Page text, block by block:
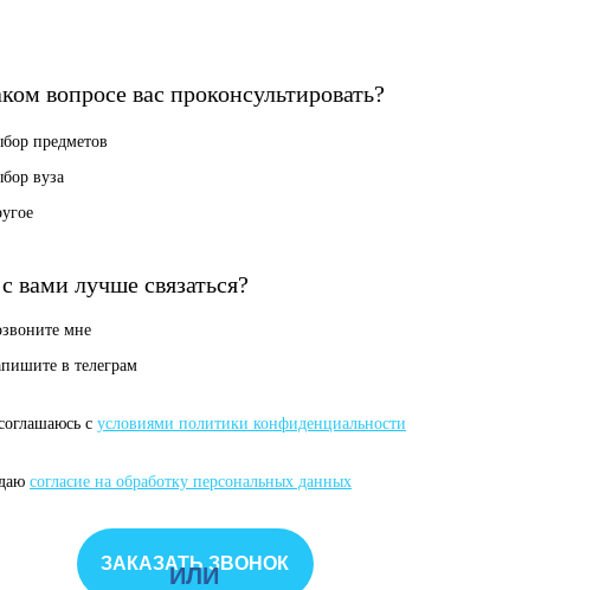
вопросе вас проконсультировать?
предметов
вуза
вами лучше связаться?
мне
в телеграм
с условиями политики конфиденциальности
согласие на обработку персональных данных
ЗАКАЗАТЬ ЗВОНОК
ИЛИ